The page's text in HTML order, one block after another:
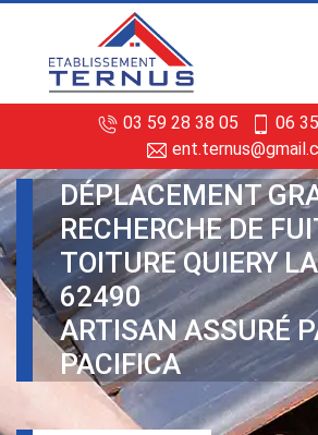
03 59 28 38 05
06
DÉPLACEMENT
RECHERCHE DE
TOITURE QUIERY
62490
ARTISAN ASSURÉ
PACIFICA